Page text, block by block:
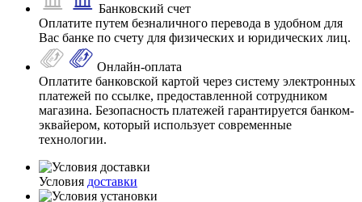
Банковский счет
Оплатите путем безналичного перевода в удобном для
Вас банке по счету для физических и юридических лиц.
Онлайн-оплата
Оплатите банковской картой через систему электронных
платежей по ссылке, предоставленной сотрудником
магазина. Безопасность платежей гарантируется банком-
эквайером, который использует современные
технологии.
Условия доставки